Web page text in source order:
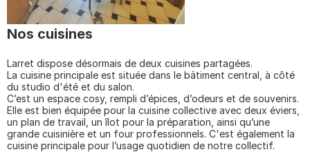
Nos cuisines
Larret dispose désormais de deux cuisines partagées.
La cuisine principale est située dans le bâtiment central, à côté
du studio d'été et du salon.
C’est un espace cosy, rempli d’épices, d’odeurs et de souvenirs.
Elle est bien équipée pour la cuisine collective avec deux éviers,
un plan de travail, un îlot pour la préparation, ainsi qu’une
grande cuisinière et un four professionnels. C'est également la
cuisine principale pour l’usage quotidien de notre collectif.